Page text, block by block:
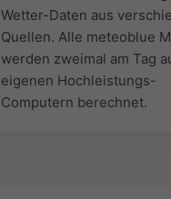
Wetter-Daten aus
Quellen. Alle meteoblue
werden zweimal am Tag
eigenen Hochleistungs-
Computern berechnet.